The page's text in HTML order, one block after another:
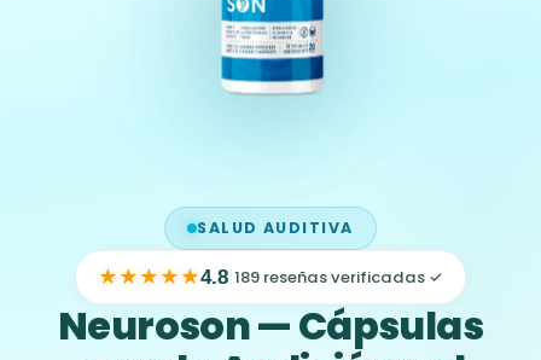
SALUD AUDITIVA
★★★★★4.8 189 reseñas verificadas ✓
Neuroson — Cápsulas